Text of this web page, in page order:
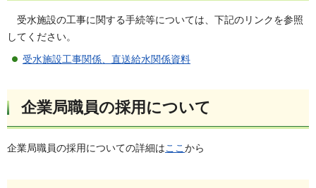
受水施設の工事に関する手続等については、下記のリンクを参照
してください。
受水施設工事関係、直送給水関係資料
企業局職員の採用について
企業局職員の採用についての詳細はここ から